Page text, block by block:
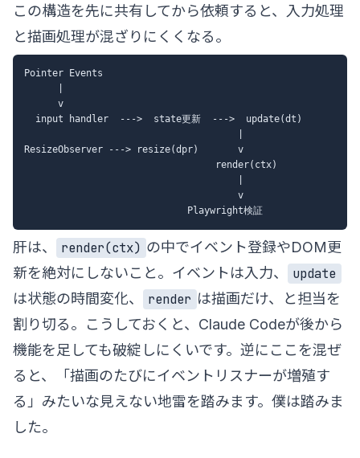
この構造を先に共有してから依頼すると、入力処理
と描画処理が混ざりにくくなる。
Pointer Events
      v
  input handler  --->  state更新  --->  update(dt)
ResizeObserver ---> resize(dpr)       v
                                  render(ctx)
                                      v
肝は、 render(ctx) の中でイベント登録やDOM更
新を絶対にしないこと。イベントは入力、
update
は状態の時間変化、
render は描画だけ、と担当を
割り切る。こうしておくと、Claude Codeが後から
機能を足しても破綻しにくいです。逆にここを混ぜ
ると、「描画のたびにイベントリスナーが増殖す
る」みたいな見えない地雷を踏みます。僕は踏みま
した。